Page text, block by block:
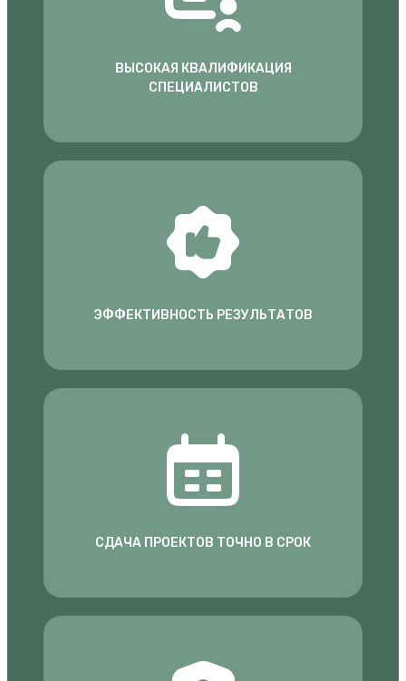
ВЫСОКАЯ КВАЛИФИКАЦИЯ
СПЕЦИАЛИСТОВ
ЭФФЕКТИВНОСТЬ РЕЗУЛЬТАТОВ
СДАЧА ПРОЕКТОВ ТОЧНО В СРОК